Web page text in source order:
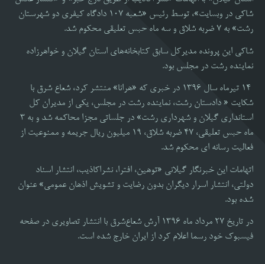
شاکی در وبسایت»، توسط رئیس «شعبه ۱۰۷ دادگاه کیفری دو شهرستان
رشت» به ۷ ضربه شلاق و سه ماه حبس تعلیقی محکوم شد.
شاکی این پرونده مدیرکل سابق کتابخانه‌های استان گیلان و خواهرزاده
نماینده رشت در مجلس بود.
14 تیرماه سال 1396 در خبری که «هرانا» منتشر کرد، شعاع شرق با
شکایت « دادستان رشت، نماینده رشت در مجلس، یکی از مدیران کل
استانداری گیلان و شهرداری رشت» در جلساتی مجزا محاکمه شد و به 3
ماه حبس تعلیقی، 47 ضربه شلاق، 19 میلیون ریال جریمه و ممنوعیت از
فعالیت رسانه ای محکوم شد.
اتهامات این خبرنگار گیلانی «توهین، افترا، نشراکاذیب، انتشار اسناد
دولتی، انتشار اسرار دیگران بدون رضایت و تشویش اذهان عمومی» عنوان
شده بود.
در تاریخ 27 مرداد ماه 1396 آرش شعاع‌شرق با انتشار تصاویری در صفحه
فیسبوک خود رسما اعلام کرد از ایران خارج شده است.